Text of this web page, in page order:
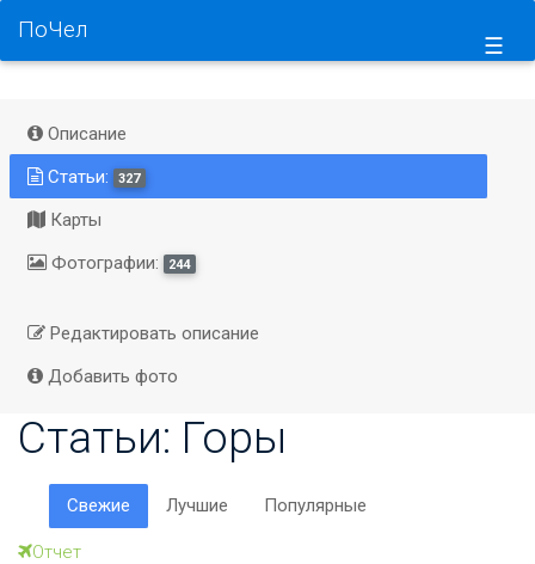
☰
ПоЧел
Описание
Статьи:
327
Карты
Фотографии:
244
Редактировать описание
Добавить фото
Статьи: Горы
Свежие Лучшие Популярные
Отчет